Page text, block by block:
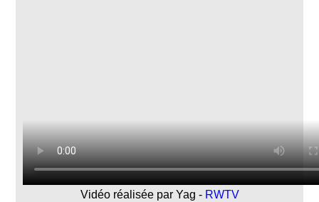
Vidéo réalisée par Yag - RWTV